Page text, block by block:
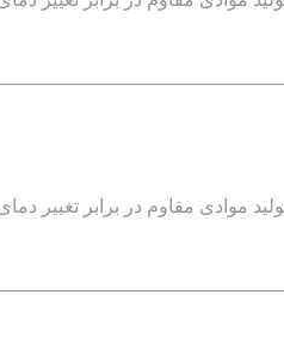
موادی مقاوم در برابر تغییر